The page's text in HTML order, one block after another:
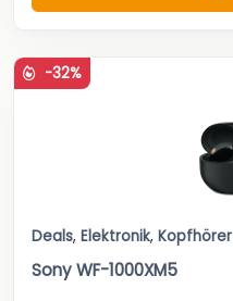
-32%
Deals, Elektronik, Kopfhörer
Sony WF-1000XM5